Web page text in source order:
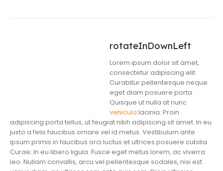
rotateInDownLeft
Lorem ipsum dolor sit amet,
consectetur adipiscing elit.
Curabitur pellentesque neque
eget diam posuere porta.
Quisque ut nulla at nunc
vehicula lacinia. Proin
adipiscing porta tellus, ut feugiat nibh adipiscing sit amet. In eu
justo a felis faucibus ornare vel id metus. Vestibulum ante
ipsum primis in faucibus orci luctus et ultrices posuere cubilia
Curae; In eu libero ligula. Fusce eget metus lorem, ac viverra
leo. Nullam convallis, arcu vel pellentesque sodales, nisi est